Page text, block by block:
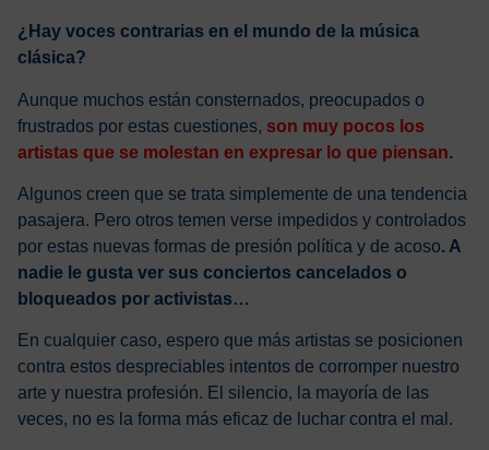
¿Hay voces contrarias en el mundo de la música
clásica?
Aunque muchos están consternados, preocupados o
frustrados por estas cuestiones, son muy pocos los
artistas que se molestan en expresar lo que piensan.
Algunos creen que se trata simplemente de una tendencia
pasajera. Pero otros temen verse impedidos y controlados
por estas nuevas formas de presión política y de acoso. A
nadie le gusta ver sus conciertos cancelados o
bloqueados por activistas…
En cualquier caso, espero que más artistas se posicionen
contra estos despreciables intentos de corromper nuestro
arte y nuestra profesión. El silencio, la mayoría de las
veces, no es la forma más eficaz de luchar contra el mal.